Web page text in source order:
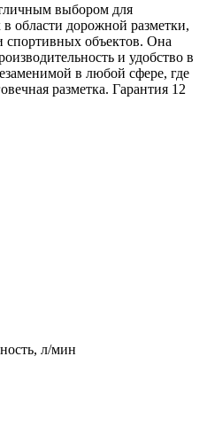
выбором для
области дорожной разметки,
спортивных объектов. Она
и удобство в
в любой сфере, где
разметка. Гарантия 12
л/мин